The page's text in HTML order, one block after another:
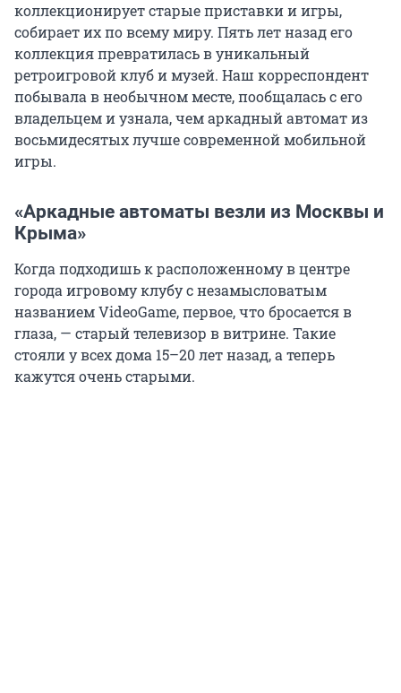
коллекционирует старые приставки и игры,
собирает их по всему миру. Пять лет назад его
коллекция превратилась в уникальный
ретроигровой клуб и музей. Наш корреспондент
побывала в необычном месте, пообщалась с его
владельцем и узнала, чем аркадный автомат из
восьмидесятых лучше современной мобильной
игры.
«Аркадные автоматы везли из Москвы и
Крыма»
Когда подходишь к расположенному в центре
города игровому клубу с незамысловатым
названием VideoGame, первое, что бросается в
глаза, — старый телевизор в витрине. Такие
стояли у всех дома 15–20 летназад, а теперь
кажутся очень старыми.